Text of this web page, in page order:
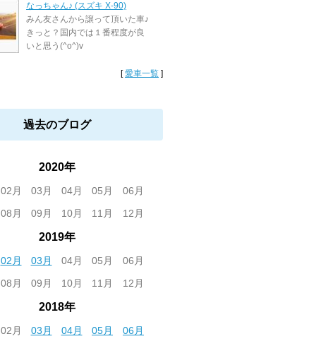
なっちゃん♪ (スズキ X-90)
みん友さんから譲って頂いた車♪
きっと？国内では１番程度が良
いと思う(^o^)v
[愛車一覧 ]
過去のブログ
2020年
02月 03月 04月 05月
06月
08月 09月 10月 11月 12月
2019年
02月 03月 04月 05月
06月
08月 09月 10月 11月 12月
2018年
02月 03月 04月 05月
06月